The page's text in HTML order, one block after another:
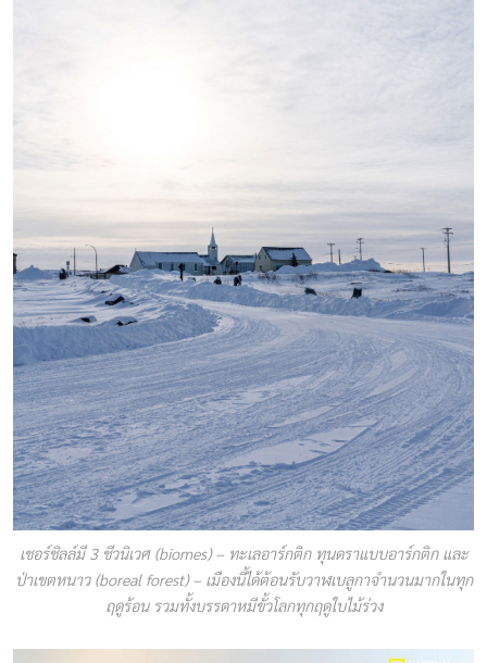
เชอร์ชิลล์มี 3 ชีวนิเวศ (biomes) – ทะเลอาร์กติก ทุนดราแบบอาร์กติก และ
ป่าเขตหนาว (boreal forest) – เมืองนี้ได้ต้อนรับวาฬเบลูกาจำนวนมากในทุก
ฤดูร้อน รวมทั้งบรรดาหมีขั้วโลกทุกฤดูใบไม้ร่วง